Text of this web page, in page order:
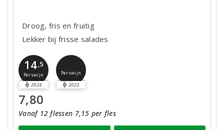
Droog, fris en fruitig
Lekker bij frisse salades
14,5
Perswijn
2024
Perswijn
2023
7,80
Vanaf 12 flessen 7,15 per fles